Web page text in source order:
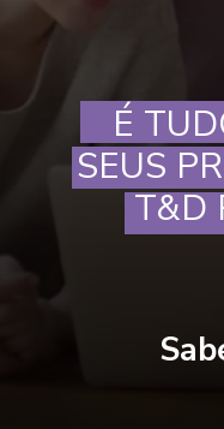
É
SEUS
T&D